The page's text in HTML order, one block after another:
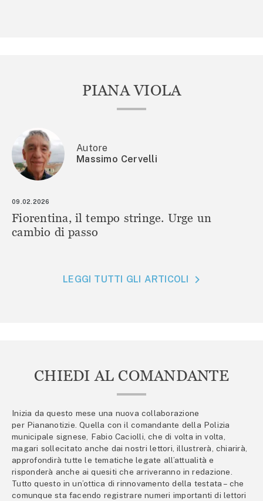
PIANA VIOLA
Autore
Massimo Cervelli
09.02.2026
Fiorentina, il tempo stringe. Urge un
cambio di passo
LEGGI TUTTI GLI ARTICOLI
CHIEDI AL COMANDANTE
Inizia da questo mese una nuova collaborazione
per Piananotizie. Quella con il comandante della Polizia
municipale signese, Fabio Caciolli, che di volta in volta,
magari sollecitato anche dai nostri lettori, illustrerà, chiarirà,
approfondirà tutte le tematiche legate all’attualità e
risponderà anche ai quesiti che arriveranno in redazione.
Tutto questo in un’ottica di rinnovamento della testata – che
comunque sta facendo registrare numeri importanti di lettori